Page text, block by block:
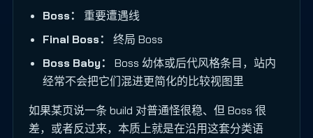
Boss：
重要遭遇线
Final Boss：
终局 Boss
Boss Baby：
Boss 幼体或后代风格条目，站内
经常不会把它们混进更简化的比较视图里
如果某页说一条 build 对普通怪很稳、但 Boss 很
差，或者反过来，本质上就是在沿用这套分类语